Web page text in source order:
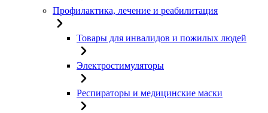
Профилактика, лечение и реабилитация
Товары для инвалидов и пожилых людей
Электростимуляторы
Респираторы и медицинские маски